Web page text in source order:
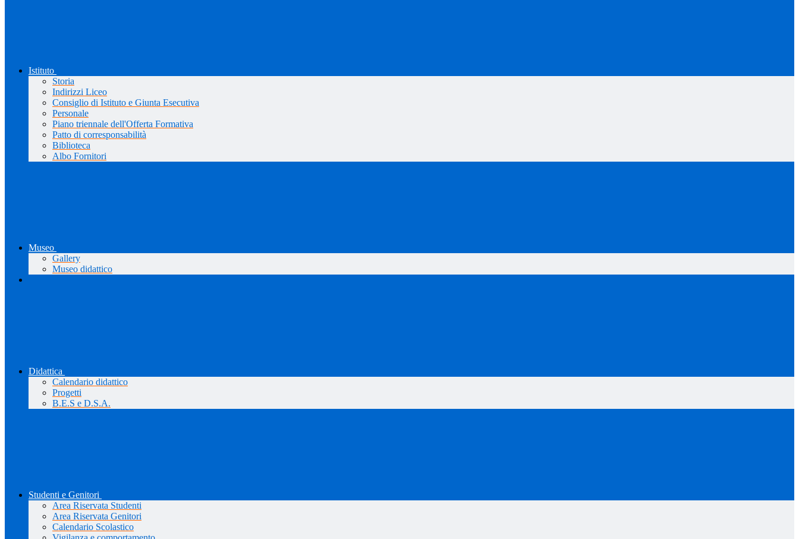
Istituto
Storia
Indirizzi Liceo
Consiglio di Istituto e Giunta Esecutiva
Personale
Piano triennale dell'Offerta Formativa
Patto di corresponsabilità
Biblioteca
Albo Fornitori
Museo
Gallery
Museo didattico
Didattica
Calendario didattico
Progetti
B.E.S e D.S.A.
Studenti e Genitori
Area Riservata Studenti
Area Riservata Genitori
Calendario Scolastico